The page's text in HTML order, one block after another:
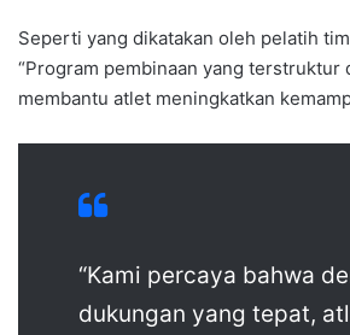
Seperti yang dikatakan oleh pelatih
“Program pembinaan yang terstruktur
membantu atlet meningkatkan
“Kami percaya bahwa
dukungan yang tepat,